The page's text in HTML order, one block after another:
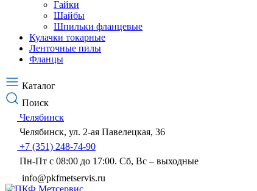
Гайки
Шайбы
Шпильки фланцевые
Кулачки токарные
Ленточные пилы
Фланцы
Каталог
Поиск
Челябинск
Челябинск, ул. 2-ая Павелецкая, 36
+7 (351) 248-74-90
Пн-Пт с 08:00 до 17:00. Сб, Вс – выходные
info@pkfmetservis.ru